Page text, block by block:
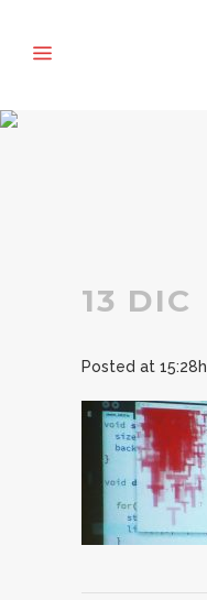
13 DIC
Posted at 15:28h